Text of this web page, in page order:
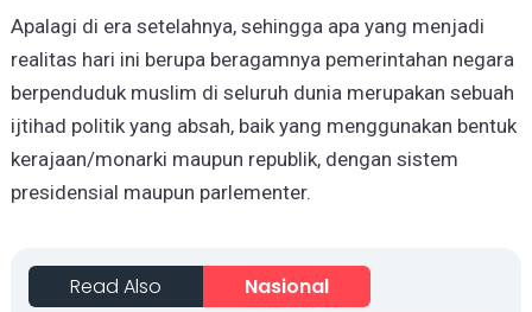
Apalagi di era setelahnya, sehingga apa yang menjadi
realitas hari ini berupa beragamnya pemerintahan negara
berpenduduk muslim di seluruh dunia merupakan sebuah
ijtihad politik yang absah, baik yang menggunakan bentuk
kerajaan/monarki maupun republik, dengan sistem
presidensial maupun parlementer.
Read Also Nasional